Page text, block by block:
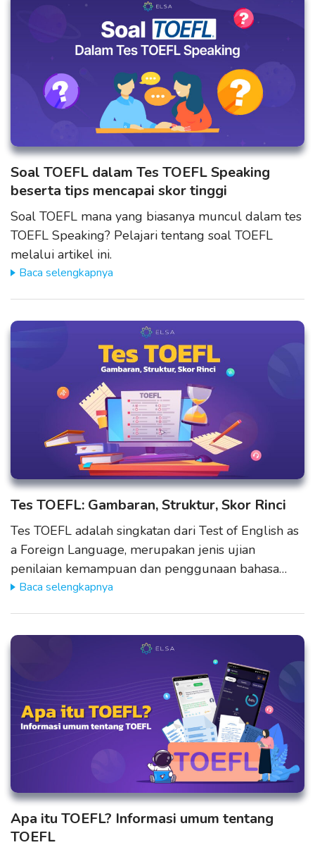
Soal TOEFL dalam Tes TOEFL Speaking
beserta tips mencapai skor tinggi
Soal TOEFL mana yang biasanya muncul dalam tes
TOEFL Speaking? Pelajari tentang soal TOEFL
melalui artikel ini.
Baca selengkapnya
Tes TOEFL: Gambaran, Struktur, Skor Rinci
Tes TOEFL adalah singkatan dari Test of English as
a Foreign Language, merupakan jenis ujian
penilaian kemampuan dan penggunaan bahasa…
Baca selengkapnya
Apa itu TOEFL? Informasi umum tentang
TOEFL